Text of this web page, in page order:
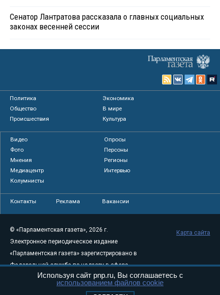
Сенатор Лантратова рассказала о главных социальных
законах весенней сессии
Политика
Экономика
Общество
В мире
Происшествия
Культура
Видео
Опросы
Фото
Персоны
Мнения
Регионы
Медиацентр
Интервью
Колумнисты
Контакты Реклама Вакансии
© «Парламентская газета», 2026 г.
Электронное периодическое издание
«Парламентская газета» зарегистрировано в
Федеральной службе по надзору в сфере
связи, информационных технологий и
массовых коммуникаций (Роскомнадзор) 05
Карта сайта
Используя сайт pnp.ru, Вы соглашаетесь с
использованием файлов cookie